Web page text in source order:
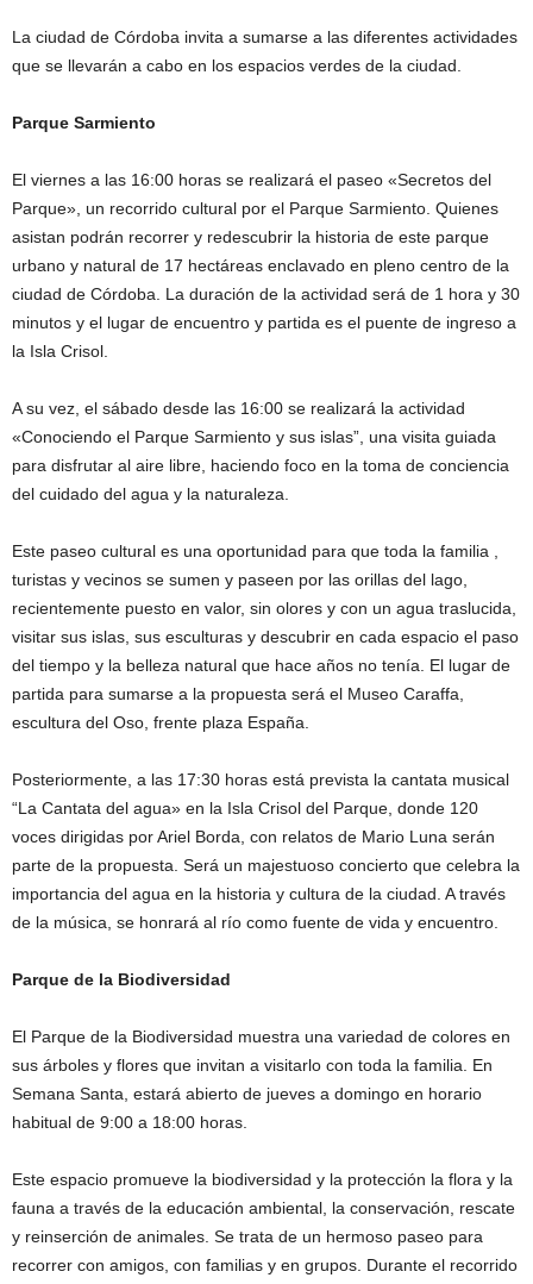
La ciudad de Córdoba invita a sumarse a las diferentes actividades
que se llevarán a cabo en los espacios verdes de la ciudad.
Parque Sarmiento
El viernes a las 16:00 horas se realizará el paseo «Secretos del
Parque», un recorrido cultural por el Parque Sarmiento. Quienes
asistan podrán recorrer y redescubrir la historia de este parque
urbano y natural de 17 hectáreas enclavado en pleno centro de la
ciudad de Córdoba. La duración de la actividad será de 1 hora y 30
minutos y el lugar de encuentro y partida es el puente de ingreso a
la Isla Crisol.
A su vez, el sábado desde las 16:00 se realizará la actividad
«Conociendo el Parque Sarmiento y sus islas”, una visita guiada
para disfrutar al aire libre, haciendo foco en la toma de conciencia
del cuidado del agua y la naturaleza.
Este paseo cultural es una oportunidad para que toda la familia ,
turistas y vecinos se sumen y paseen por las orillas del lago,
recientemente puesto en valor, sin olores y con un agua traslucida,
visitar sus islas, sus esculturas y descubrir en cada espacio el paso
del tiempo y la belleza natural que hace años no tenía. El lugar de
partida para sumarse a la propuesta será el Museo Caraffa,
escultura del Oso, frente plaza España.
Posteriormente, a las 17:30 horas está prevista la cantata musical
“La Cantata del agua» en la Isla Crisol del Parque, donde 120
voces dirigidas por Ariel Borda, con relatos de Mario Luna serán
parte de la propuesta. Será un majestuoso concierto que celebra la
importancia del agua en la historia y cultura de la ciudad. A través
de la música, se honrará al río como fuente de vida y encuentro.
Parque de la Biodiversidad
El Parque de la Biodiversidad muestra una variedad de colores en
sus árboles y flores que invitan a visitarlo con toda la familia. En
Semana Santa, estará abierto de jueves a domingo en horario
habitual de 9:00 a 18:00 horas.
Este espacio promueve la biodiversidad y la protección la flora y la
fauna a través de la educación ambiental, la conservación, rescate
y reinserción de animales. Se trata de un hermoso paseo para
recorrer con amigos, con familias y en grupos. Durante el recorrido